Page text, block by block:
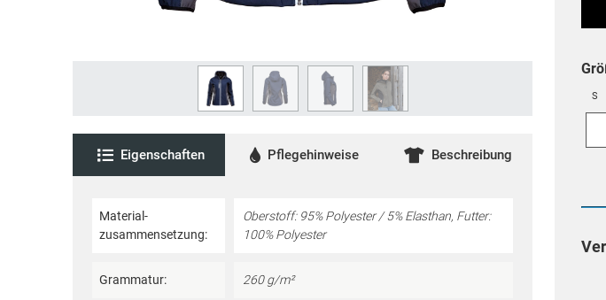
Eigenschaften Pflegehinweise Beschreibung
Material­
zusammensetzung:
Oberstoff: 95% Polyester / 5% Elasthan, Futter:
100% Polyester
Grammatur: 260 g/m²
S